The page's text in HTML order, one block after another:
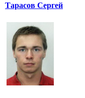
Тарасов Сергей